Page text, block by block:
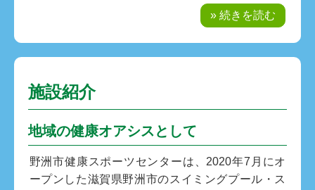
» 続きを読む
施設紹介
地域の健康オアシスとして
野洲市健康スポーツセンターは、2020年7月にオ
ープンした滋賀県野洲市のスイミングプール・ス